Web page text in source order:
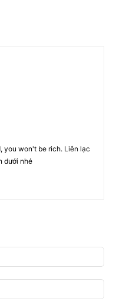
you won't be rich. Liên lạc
dưới nhé